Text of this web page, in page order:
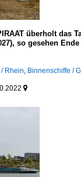
überholt das
so gesehen
Rhein, Binnenschiffe /
